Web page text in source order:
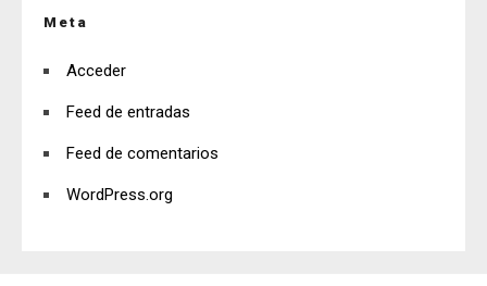
Meta
Acceder
Feed de entradas
Feed de comentarios
WordPress.org